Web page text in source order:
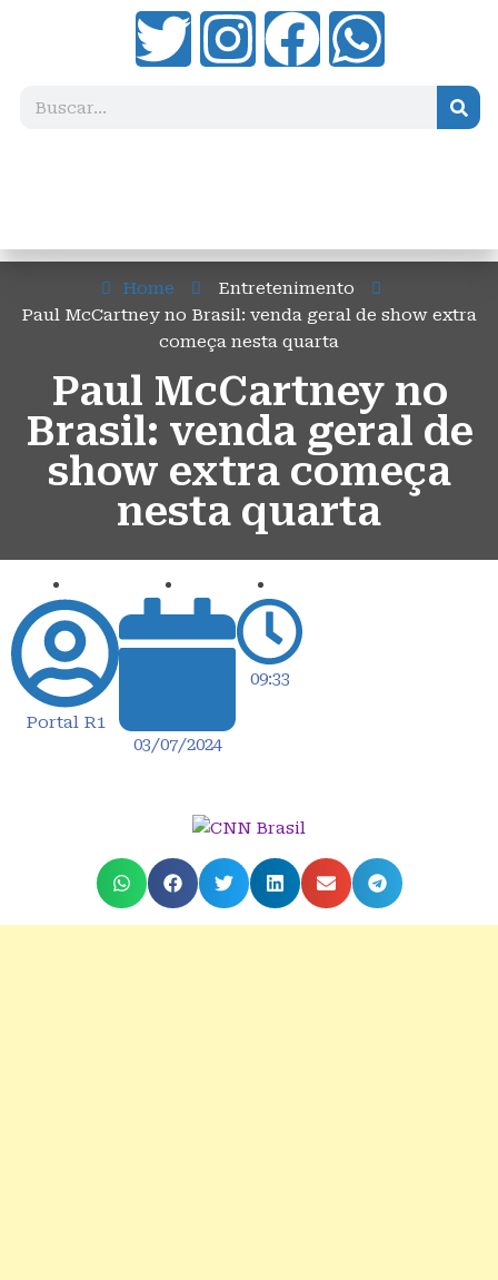
Home
Entretenimento
Paul McCartney no Brasil: venda geral de show extra
começa nesta quarta
Paul McCartney no
Brasil: venda geral de
show extra começa
nesta quarta
Portal R1
03/07/2024
09:33